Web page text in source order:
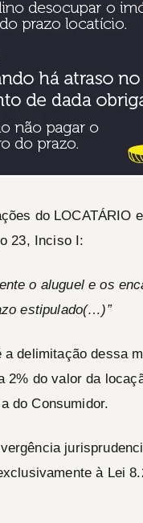
do LOCATÁRIO
23, Inciso I:
o aluguel e os
estipulado(…)”
a delimitação dessa
2% do valor da
do Consumidor.
à Lei